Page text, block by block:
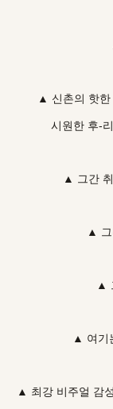
▲ 신촌의 핫한
시원한 후-
▲ 그간
▲ 그
▲
▲ 여기
▲ 최강 비주얼 감